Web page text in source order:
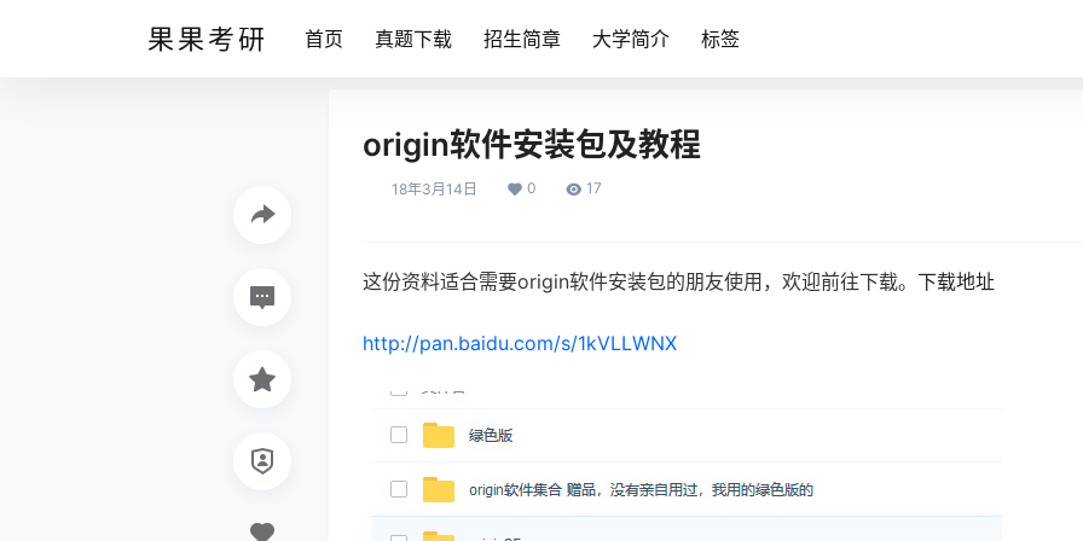
果果考研 首页 真题下载 招生简章 大学简介 标签
origin软件安装包及教程
18年3月14日 0 17
这份资料适合需要origin软件安装包的朋友使用，欢迎前往下载。 下载地址
http://pan.baidu.com/s/1kVLLWNX